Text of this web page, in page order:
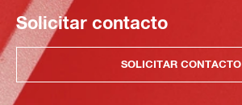
Solicitar contacto
SOLICITAR CONTACTO